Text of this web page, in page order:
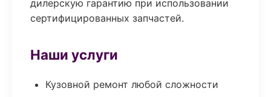
дилерскую гарантию при использовании
сертифицированных запчастей.
Наши услуги
Кузовной ремонт любой сложности